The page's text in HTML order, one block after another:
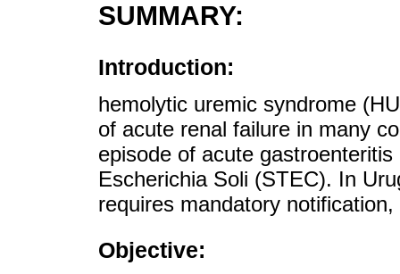
SUMMARY:
Introduction:
hemolytic uremic syndrome
of acute renal failure in many
episode of acute
Escherichia Soli (STEC). In
requires mandatory
Objective: